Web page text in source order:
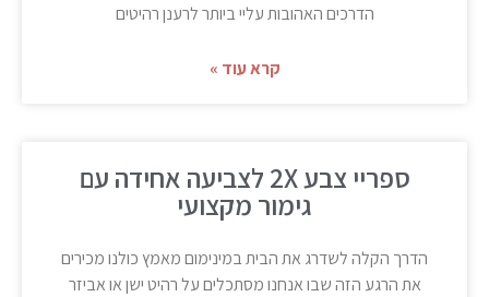
הדרכים האהובות עליי ביותר לרענן רהיטים
קרא עוד »
ספריי צבע 2X לצביעה אחידה עם
גימור מקצועי
הדרך הקלה לשדרג את הבית במינימום מאמץ כולנו מכירים
את הרגע הזה שבו אנחנו מסתכלים על רהיט ישן או אביזר